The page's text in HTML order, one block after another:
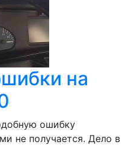
на
ошибку
не получается. Дело в